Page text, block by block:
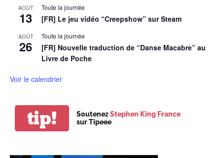
AOÛT
13
Toute la journée
[FR] Le jeu vidéo “Creepshow” sur Steam
AOÛT
26
Toute la journée
[FR] Nouvelle traduction de “Danse Macabre” au
Livre de Poche
Voir le calendrier
tip! SoutenezStephen King France
sur Tipeee